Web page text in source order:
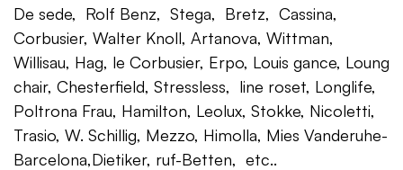
De sede, Rolf Benz, Stega, Bretz, Cassina,
Corbusier, Walter Knoll, Artanova, Wittman,
Willisau, Hag, le Corbusier, Erpo, Louis gance, Loung
chair, Chesterfield, Stressless, line roset, Longlife,
Poltrona Frau, Hamilton, Leolux, Stokke, Nicoletti,
Trasio, W. Schillig, Mezzo, Himolla, Mies Vanderuhe-
Barcelona,Dietiker, ruf-Betten, etc..